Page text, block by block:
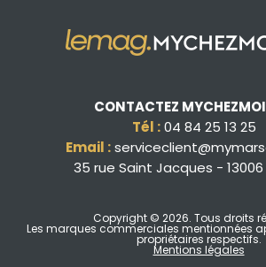
CONTACTEZ
Tél :04 84 25 13 25
Email :
35 rue Saint Jacques - 13006
Copyright © 2026. Tous droits
Les marques commerciales mentionnées
propriétaires respectifs.
Mentions légales